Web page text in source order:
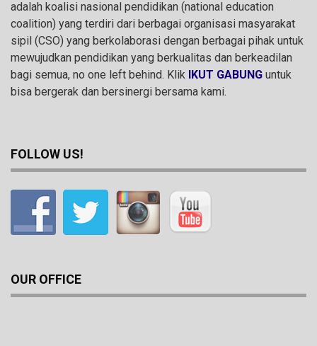
adalah koalisi nasional pendidikan (national education
coalition) yang terdiri dari berbagai organisasi masyarakat
sipil (CSO) yang berkolaborasi dengan berbagai pihak untuk
mewujudkan pendidikan yang berkualitas dan berkeadilan
bagi semua, no one left behind. Klik IKUT GABUNG untuk
bisa bergerak dan bersinergi bersama kami.
FOLLOW US!
OUR OFFICE